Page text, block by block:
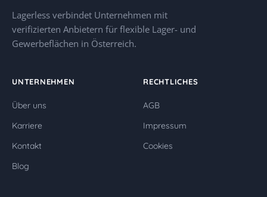
Lagerless verbindet Unternehmen mit
verifizierten Anbietern für flexible Lager- und
Gewerbeflächen in Österreich.
UNTERNEHMEN
Über uns
Karriere
Kontakt
Blog
RECHTLICHES
AGB
Impressum
Cookies